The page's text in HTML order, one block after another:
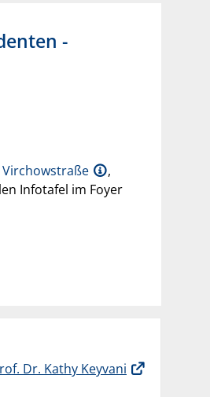
-
,
Infotafel im Foyer
Dr. Kathy Keyvani